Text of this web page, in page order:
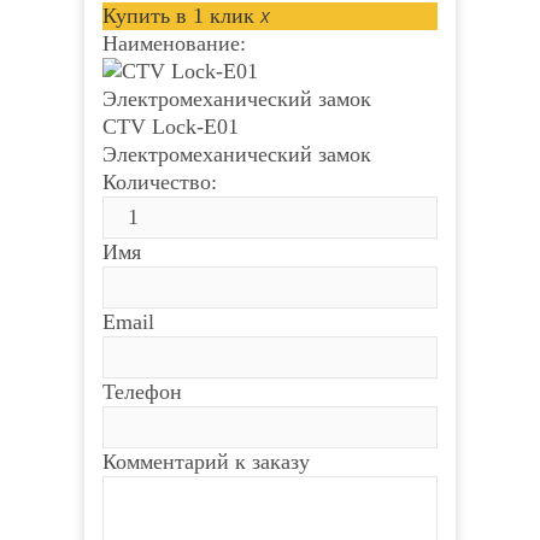
Видеодомофон Tantos
SHERLOCK
Количество:
Имя
Email
Телефон
Комментарий к заказу
Видеодомофон Tantos
SHERLOCK
Количество:
Имя
Email
Телефон
Комментарий к заказу
Купить в 1 клик x
Наименование:
CTV Lock-E01
Электромеханический замок
Количество:
Имя
Email
Телефон
Комментарий к заказу